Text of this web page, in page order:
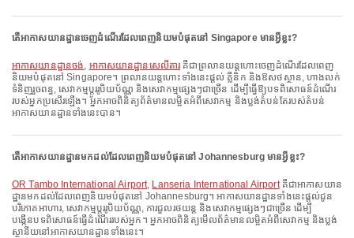
តើអាកាសយានដ្ឋានចេញដំណើរដែលពេញនិយមបំផុតនៅ Singapore មានអ្វីខ្លះ?
អាកាសយានដ្ឋានចង់, អាកាសយានដ្ឋានសេលីតារ គឺជាព្រលានយន្តហោះចេញដំណើរដែលពេញ
និយមបំផុតនៅ Singapore។ ព្រលានយន្តហោះទាំងនេះផ្តល់ គ្លីនិក និងឱសថស្ថាន, ហាងលក់
ទំនិញរួចពន្ធ, សេវាកម្មប្តូររូបិយប័ណ្ណ និងសេវាកម្មផ្សេងៗជាច្រើន ដើម្បីធ្វើឱ្យបទពិសោធន៍ដំណើរ
របស់អ្នកប្រសើរឡើង។ អ្នកអាចពិនិត្យព័ត៌មានលម្អិតអំពីសេវាកម្ម និងប្លង់តំបន់តែរបស់តំបន់
អាកាសយានដ្ឋានទាំងនេះបាន។
តើអាកាសយានដ្ឋានមកដល់ដែលពេញនិយមបំផុតនៅ Johannesburg មានអ្វីខ្លះ?
OR Tambo International Airport, Lanseria International Airportគឺជាអាកាសយាន
ដ្ឋានមកដល់ដែលពេញនិយមបំផុតនៅ Johannesburg។ អាកាសយានដ្ឋានទាំងនេះផ្តល់ជូន
បរិភោគអាហារ, សេវាកម្មប្តូររូបិយប័ណ្ណ, ការជួលរថយន្ត និងសេវាកម្មផ្សេងៗជាច្រើន ដើម្បី
បង្កើនបទពិសោធន៍ធ្វើដំណើររបស់អ្នក។ អ្នកអាចពិនិត្យមើលព័ត៌មានលម្អិតអំពីសេវាកម្ម និងប្លង់
ស្ថានីយនៅអាកាសយានដ្ឋានទាំងនេះ។